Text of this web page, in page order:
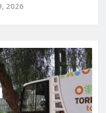
2026